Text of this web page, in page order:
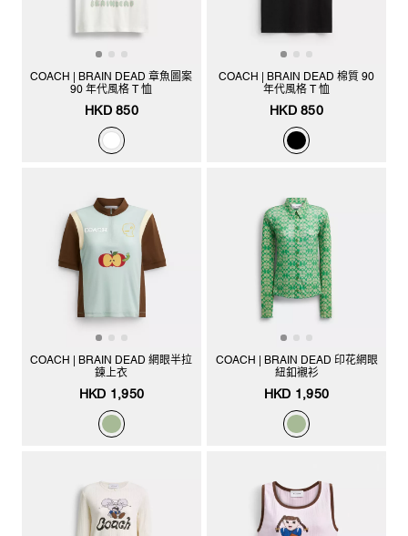
COACH | BRAIN DEAD 章魚圖案
90 年代風格 T 恤
HKD 850
COACH | BRAIN DEAD 棉質 90
年代風格 T 恤
HKD 850
COACH | BRAIN DEAD 網眼半拉
鍊上衣
HKD 1,950
COACH | BRAIN DEAD 印花網眼
紐釦襯衫
HKD 1,950